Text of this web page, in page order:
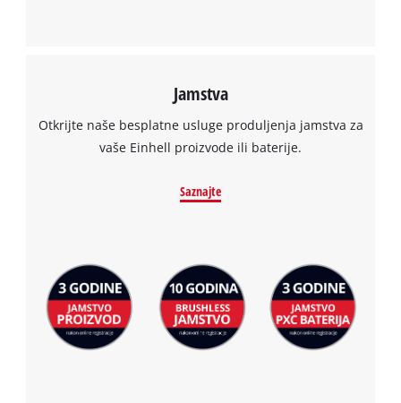
Jamstva
Otkrijte naše besplatne usluge produljenja jamstva za
vaše Einhell proizvode ili baterije.
Saznajte